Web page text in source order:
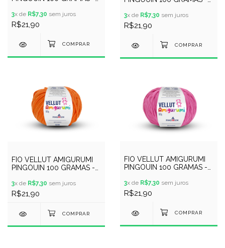
3x de R$7,30 sem juros
R$21,90
3x de R$7,30 sem juros
R$21,90
FIO VELLUT AMIGURUMI
PINGOUIN 100 GRAMAS -
3x de R$7,30 sem juros
R$21,90
FIO VELLUT AMIGURUMI
PINGOUIN 100 GRAMAS -
3x de R$7,30 sem juros
R$21,90